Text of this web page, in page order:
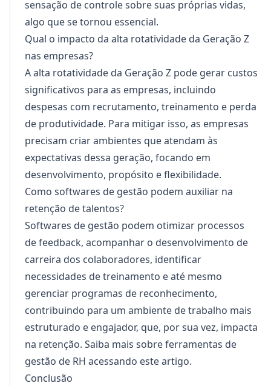
sensação de controle sobre suas próprias vidas,
algo que se tornou essencial.
Qual o impacto da alta rotatividade da Geração Z
nas empresas?
A alta rotatividade da Geração Z pode gerar custos
significativos para as empresas, incluindo
despesas com recrutamento, treinamento e perda
de produtividade. Para mitigar isso, as empresas
precisam criar ambientes que atendam às
expectativas dessa geração, focando em
desenvolvimento, propósito e flexibilidade.
Como softwares de gestão podem auxiliar na
retenção de talentos?
Softwares de gestão podem otimizar processos
de feedback, acompanhar o desenvolvimento de
carreira dos colaboradores, identificar
necessidades de treinamento e até mesmo
gerenciar programas de reconhecimento,
contribuindo para um ambiente de trabalho mais
estruturado e engajador, que, por sua vez, impacta
na retenção. Saiba mais sobre ferramentas de
gestão de RH acessando este artigo.
Conclusão